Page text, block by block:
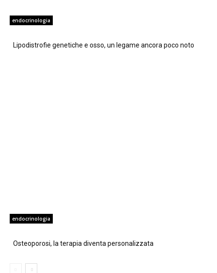
endocrinologia
Lipodistrofie genetiche e osso, un legame ancora poco noto
endocrinologia
Osteoporosi, la terapia diventa personalizzata